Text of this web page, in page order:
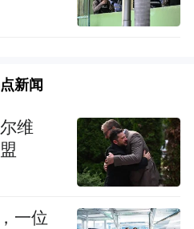
标准建成微电子材料产
业领军企业，形成了
材到高纯试剂、抛光
攻克了电子级双氧水、
脖子”关键核心技术，
新闻
维
一位